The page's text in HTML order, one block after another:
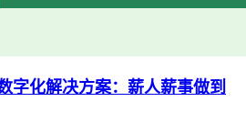
字化解决方案：薪人薪事做到